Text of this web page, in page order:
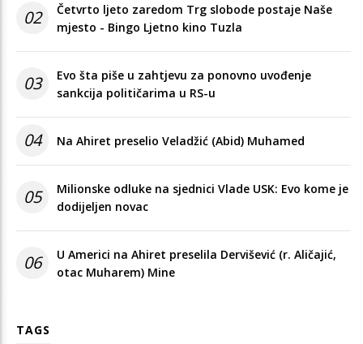
02
Četvrto ljeto zaredom Trg slobode postaje Naše
mjesto - Bingo Ljetno kino Tuzla
03
Evo šta piše u zahtjevu za ponovno uvođenje
sankcija političarima u RS-u
04 Na Ahiret preselio Veladžić (Abid) Muhamed
05
Milionske odluke na sjednici Vlade USK: Evo kome je
dodijeljen novac
06
U Americi na Ahiret preselila Dervišević (r. Aličajić,
otac Muharem) Mine
TAGS